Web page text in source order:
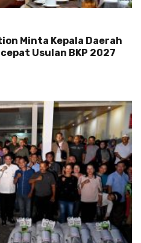
Minta Kepala Daerah
Usulan BKP 2027